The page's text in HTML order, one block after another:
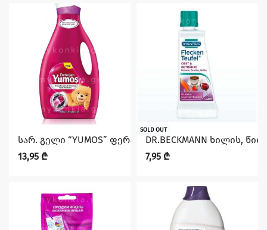
სარ. გელი “YUMOS” ფერადი ქსოვილისთვის 2.5 ლ
13,95 ₾
SOLD OUT
DR.BECKMANN ხილის,
7,95 ₾